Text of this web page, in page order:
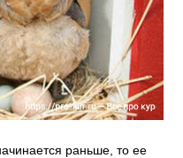
раньше, то ее